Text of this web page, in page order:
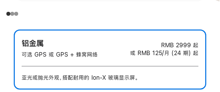
铝金属
可选 GPS 或 GPS + 蜂窝网络
RMB 2999 起
或 RMB 125/月 (24 期) 起
亚光或抛光外观，搭配耐用的 Ion-X 玻璃显示屏。